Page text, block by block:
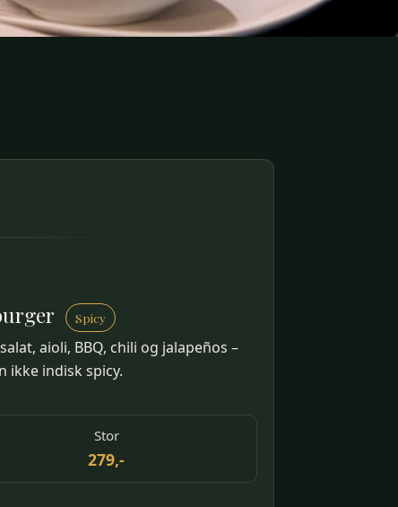
Spicy
aioli, BBQ, chili og jalapeños –
ikke indisk spicy.
Stor
279,-